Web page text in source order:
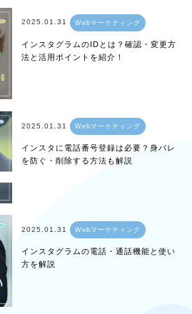
2025.01.31 Webマーケティング
インスタグラムのIDとは？確認・変更方
法と活用ポイントを紹介！
2025.01.31 Webマーケティング
インスタに電話番号登録は必要？身バレ
を防ぐ・削除する方法も解説
2025.01.31 Webマーケティング
インスタグラムの電話・通話機能と使い
方を解説